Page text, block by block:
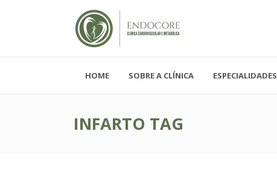
Segunda - Sexta-feira, das 08h-19h
HOME SOBRE A CLÍNICA ESPECIALIDADES
INFARTO TAG